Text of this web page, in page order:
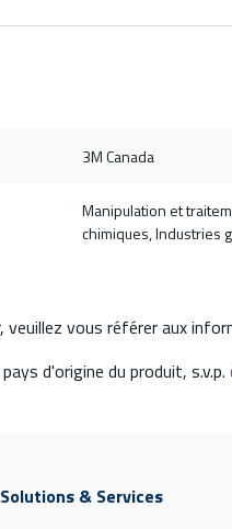
3M Canada
Manipulation et
chimiques, Industries
vous référer aux
d'origine du produit, s.v.p.
Solutions & Services